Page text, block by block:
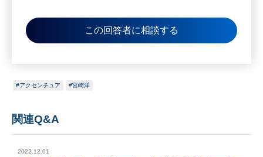
この回答者に相談する
アクセンチュア 宮崎洋
関連Q&A
2022.12.01